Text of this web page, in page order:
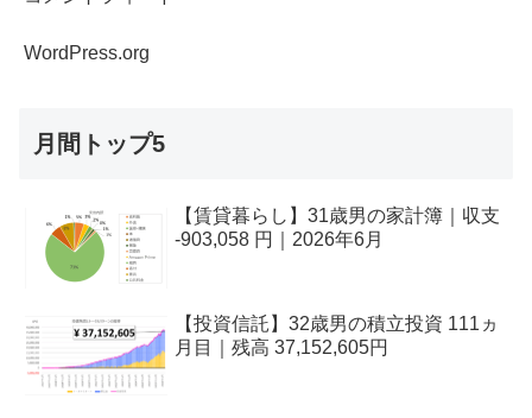
WordPress.org
月間トップ5
【賃貸暮らし】31歳男の家計簿｜収支
-903,058 円｜2026年6月
【投資信託】32歳男の積立投資 111ヵ
月目｜残高 37,152,605円